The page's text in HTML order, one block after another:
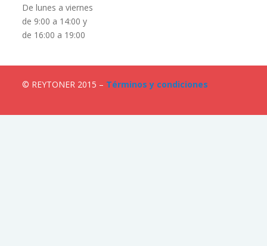
De lunes a viernes
de 9:00 a 14:00 y
de 16:00 a 19:00
© REYTONER 2015 – Términos y condiciones